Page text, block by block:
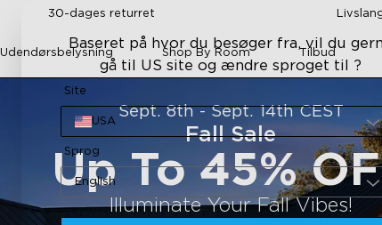
30-dages returret
Udendørsbelysning Shop By Room Tilbud
Sept. 8th - Sept. 14th CEST
Fall Sale
Up To 45%
Illuminate Your Fall Vibes!
Baseret på hvor du besøger fra, vil du
gå til US site og ændre sproget til ?
Site
USA
Sprog
English